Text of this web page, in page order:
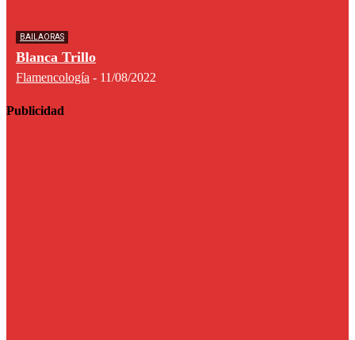
BAILAORAS
Blanca Trillo
Flamencología - 11/08/2022
Publicidad